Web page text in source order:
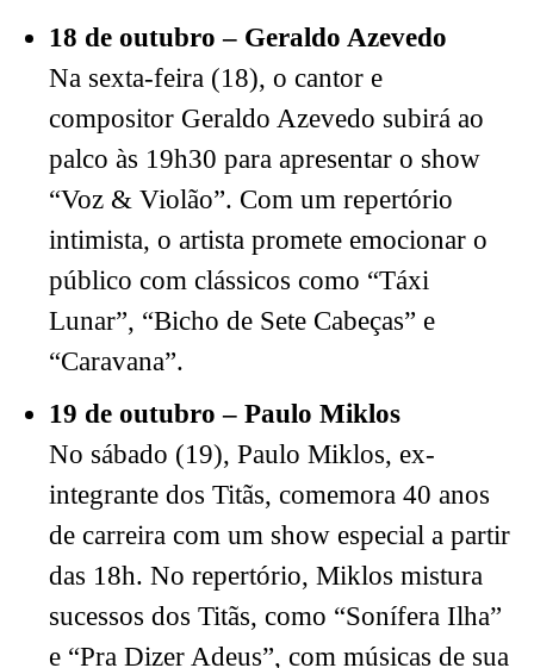
18 de outubro – Geraldo Azevedo
Na sexta-feira (18), o cantor e
compositor Geraldo Azevedo subirá ao
palco às 19h30 para apresentar o show
“Voz & Violão”. Com um repertório
intimista, o artista promete emocionar o
público com clássicos como “Táxi
Lunar”, “Bicho de Sete Cabeças” e
“Caravana”.
19 de outubro – Paulo Miklos
No sábado (19), Paulo Miklos, ex-
integrante dos Titãs, comemora 40 anos
de carreira com um show especial a partir
das 18h. No repertório, Miklos mistura
sucessos dos Titãs, como “Sonífera Ilha”
e “Pra Dizer Adeus”, com músicas de sua